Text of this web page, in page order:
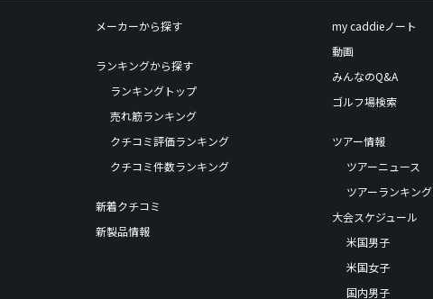
メーカーから探す
ランキングから探す
ランキングトップ
売れ筋ランキング
クチコミ評価ランキング
クチコミ件数ランキング
新着クチコミ
新製品情報
my caddieノート
動画
みんなのQ&A
ゴルフ場検索
ツアー情報
ツアーニュース
ツアーランキング
大会スケジュール
米国男子
米国女子
国内男子